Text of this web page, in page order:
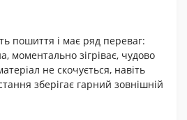
пошиття і має ряд переваг:
моментально зігріває, чудово
не скочується, навіть
зберігає гарний зовнішній